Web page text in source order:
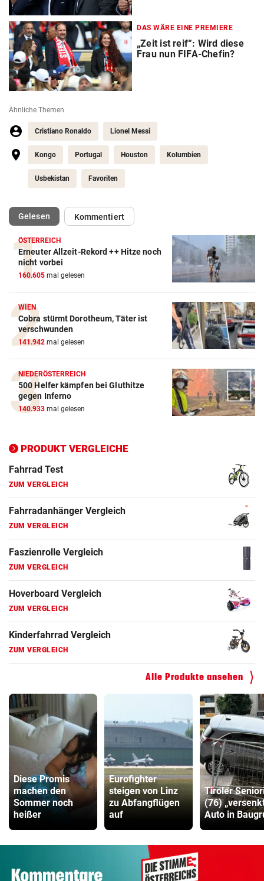
DAS WÄRE EINE PREMIERE
„Zeit ist reif“: Wird diese
Frau nun FIFA-Chefin?
Ähnliche Themen
Cristiano Ronaldo Lionel Messi
Kongo Portugal Houston Kolumbien
Usbekistan Favoriten
Gelesen(ausgewählt)Kommentiert
ÖSTERREICH
Erneuter Allzeit-Rekord ++ Hitze noch
nicht vorbei
160.605 mal gelesen
WIEN
Cobra stürmt Dorotheum, Täter ist
verschwunden
141.942 mal gelesen
NIEDERÖSTERREICH
500 Helfer kämpfen bei Gluthitze
gegen Inferno
140.933 mal gelesen
PRODUKT VERGLEICHE
Action-Cam Vergleich
ZUM VERGLEICH
Crosstrainer Vergleich
ZUM VERGLEICH
E-Bike Vergleich
ZUM VERGLEICH
Elektro-Scooter Vergleich
ZUM VERGLEICH
ZUM VERGLEICH
Fahrrad Test
ZUM VERGLEICH
Fahrradanhänger Vergleich
ZUM VERGLEICH
Faszienrolle Vergleich
ZUM VERGLEICH
Hoverboard Vergleich
ZUM VERGLEICH
Kinderfahrrad Vergleich
ZUM VERGLEICH
Alle Produkte ansehen
Diese Promis
machen den
Sommer noch
heißer
Eurofighter
steigen von Linz
zu Abfangflügen
auf
Tiroler
(76)
Auto in